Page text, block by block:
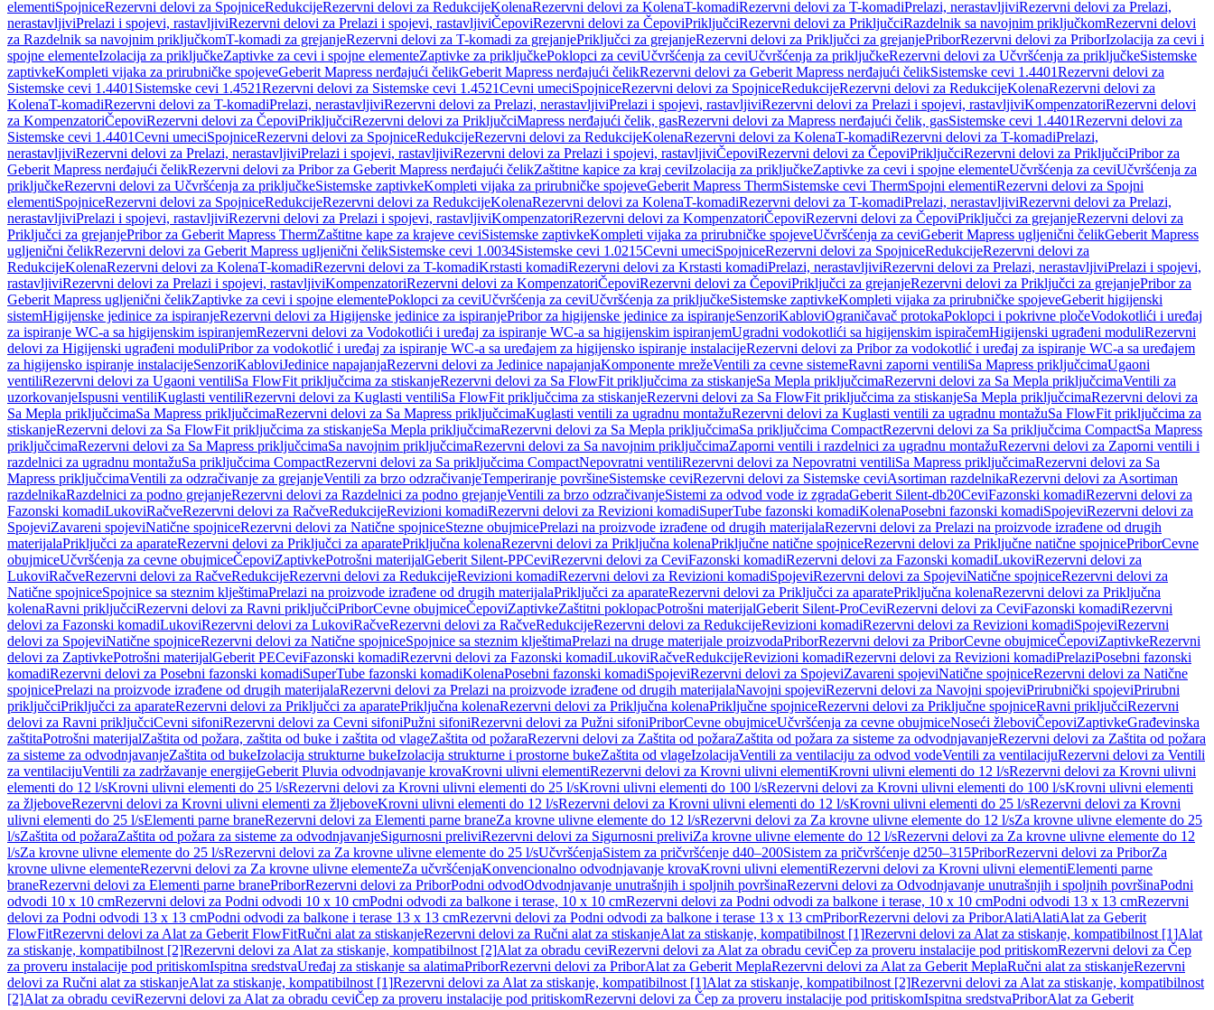
elementiSpojniceRezervni delovi za SpojniceRedukcijeRezervni delovi za RedukcijeKolenaRezervni delovi za KolenaT-komadiRezervni delovi za T-komadiPrelazi, nerastavljiviRezervni delovi za Prelazi,
nerastavljiviPrelazi i spojevi, rastavljiviRezervni delovi za Prelazi i spojevi, rastavljiviČepoviRezervni delovi za ČepoviPriključciRezervni delovi za PriključciRazdelnik sa navojnim priključkomRezervni delovi
za Razdelnik sa navojnim priključkomT-komadi za grejanjeRezervni delovi za T-komadi za grejanjePriključci za grejanjeRezervni delovi za Priključci za grejanjePriborRezervni delovi za PriborIzolacija za cevi i
spojne elementeIzolacija za priključkeZaptivke za cevi i spojne elementeZaptivke za priključkePoklopci za ceviUčvršćenja za ceviUčvršćenja za priključkeRezervni delovi za Učvršćenja za priključkeSistemske
zaptivkeKompleti vijaka za prirubničke spojeveGeberit Mapress nerđajući čelikGeberit Mapress nerđajući čelikRezervni delovi za Geberit Mapress nerđajući čelikSistemske cevi 1.4401Rezervni delovi za
Sistemske cevi 1.4401 Sistemske cevi 1.4521Rezervni delovi za Sistemske cevi 1.4521Cevni umeciSpojniceRezervni delovi za SpojniceRedukcijeRezervni delovi za RedukcijeKolenaRezervni delovi za
KolenaT-komadiRezervni delovi za T-komadiPrelazi, nerastavljiviRezervni delovi za Prelazi, nerastavljiviPrelazi i spojevi, rastavljiviRezervni delovi za Prelazi i spojevi, rastavljiviKompenzatoriRezervni delovi
za KompenzatoriČepoviRezervni delovi za ČepoviPriključciRezervni delovi za PriključciMapress nerđajući čelik, gasRezervni delovi za Mapress nerđajući čelik, gasSistemske cevi 1.4401Rezervni delovi za
Sistemske cevi 1.4401Cevni umeciSpojniceRezervni delovi za SpojniceRedukcijeRezervni delovi za RedukcijeKolenaRezervni delovi za KolenaT-komadiRezervni delovi za T-komadiPrelazi,
nerastavljiviRezervni delovi za Prelazi, nerastavljiviPrelazi i spojevi, rastavljiviRezervni delovi za Prelazi i spojevi, rastavljiviČepoviRezervni delovi za ČepoviPriključciRezervni delovi za PriključciPribor za
Geberit Mapress nerđajući čelikRezervni delovi za Pribor za Geberit Mapress nerđajući čelikZaštitne kapice za kraj ceviIzolacija za priključkeZaptivke za cevi i spojne elementeUčvršćenja za ceviUčvršćenja za
priključkeRezervni delovi za Učvršćenja za priključkeSistemske zaptivkeKompleti vijaka za prirubničke spojeveGeberit Mapress ThermSistemske cevi ThermSpojni elementiRezervni delovi za Spojni
elementiSpojniceRezervni delovi za SpojniceRedukcijeRezervni delovi za RedukcijeKolenaRezervni delovi za KolenaT-komadiRezervni delovi za T-komadiPrelazi, nerastavljiviRezervni delovi za Prelazi,
nerastavljiviPrelazi i spojevi, rastavljiviRezervni delovi za Prelazi i spojevi, rastavljiviKompenzatoriRezervni delovi za KompenzatoriČepoviRezervni delovi za ČepoviPriključci za grejanjeRezervni delovi za
Priključci za grejanjePribor za Geberit Mapress ThermZaštitne kape za krajeve ceviSistemske zaptivkeKompleti vijaka za prirubničke spojeveUčvršćenja za ceviGeberit Mapress ugljenični čelikGeberit Mapress
ugljenični čelikRezervni delovi za Geberit Mapress ugljenični čelikSistemske cevi 1.0034Sistemske cevi 1.0215Cevni umeciSpojniceRezervni delovi za SpojniceRedukcijeRezervni delovi za
RedukcijeKolenaRezervni delovi za KolenaT-komadiRezervni delovi za T-komadiKrstasti komadiRezervni delovi za Krstasti komadiPrelazi, nerastavljiviRezervni delovi za Prelazi, nerastavljiviPrelazi i spojevi,
rastavljiviRezervni delovi za Prelazi i spojevi, rastavljiviKompenzatoriRezervni delovi za KompenzatoriČepoviRezervni delovi za ČepoviPriključci za grejanjeRezervni delovi za Priključci za grejanjePribor za
Geberit Mapress ugljenični čelikZaptivke za cevi i spojne elementePoklopci za ceviUčvršćenja za ceviUčvršćenja za priključkeSistemske zaptivkeKompleti vijaka za prirubničke spojeveGeberit higijenski
sistemHigijenske jedinice za ispiranjeRezervni delovi za Higijenske jedinice za ispiranjePribor za higijenske jedinice za ispiranjeSenzoriKabloviOgraničavač protokaPoklopci i pokrivne pločeVodokotlići i uređaj
za ispiranje WC-a sa higijenskim ispiranjemRezervni delovi za Vodokotlići i uređaj za ispiranje WC-a sa higijenskim ispiranjemUgradni vodokotlići sa higijenskim ispiračemHigijenski ugrađeni moduliRezervni
delovi za Higijenski ugrađeni moduliPribor za vodokotlić i uređaj za ispiranje WC-a sa uređajem za higijensko ispiranje instalacijeRezervni delovi za Pribor za vodokotlić i uređaj za ispiranje WC-a sa uređajem
za higijensko ispiranje instalacijeSenzoriKabloviJedinice napajanjaRezervni delovi za Jedinice napajanjaKomponente mrežeVentili za cevne sistemeRavni zaporni ventiliSa Mapress priključcimaUgaoni
ventiliRezervni delovi za Ugaoni ventiliSa FlowFit priključcima za stiskanjeRezervni delovi za Sa FlowFit priključcima za stiskanjeSa Mepla priključcimaRezervni delovi za Sa Mepla priključcimaVentili za
uzorkovanjeIspusni ventiliKuglasti ventiliRezervni delovi za Kuglasti ventiliSa FlowFit priključcima za stiskanjeRezervni delovi za Sa FlowFit priključcima za stiskanjeSa Mepla priključcimaRezervni delovi za
Sa Mepla priključcimaSa Mapress priključcimaRezervni delovi za Sa Mapress priključcimaKuglasti ventili za ugradnu montažuRezervni delovi za Kuglasti ventili za ugradnu montažuSa FlowFit priključcima za
stiskanjeRezervni delovi za Sa FlowFit priključcima za stiskanjeSa Mepla priključcimaRezervni delovi za Sa Mepla priključcimaSa priključcima CompactRezervni delovi za Sa priključcima CompactSa Mapress
priključcimaRezervni delovi za Sa Mapress priključcimaSa navojnim priključcimaRezervni delovi za Sa navojnim priključcimaZaporni ventili i razdelnici za ugradnu montažuRezervni delovi za Zaporni ventili i
razdelnici za ugradnu montažuSa priključcima CompactRezervni delovi za Sa priključcima CompactNepovratni ventiliRezervni delovi za Nepovratni ventiliSa Mapress priključcimaRezervni delovi za Sa
Mapress priključcimaVentili za odzračivanje za grejanjeVentili za brzo odzračivanjeTemperiranje površineSistemske ceviRezervni delovi za Sistemske ceviAsortiman razdelnikaRezervni delovi za Asortiman
razdelnikaRazdelnici za podno grejanjeRezervni delovi za Razdelnici za podno grejanjeVentili za brzo odzračivanjeSistemi za odvod vode iz zgradaGeberit Silent-db20CeviFazonski komadiRezervni delovi za
Fazonski komadiLukoviRačveRezervni delovi za RačveRedukcijeRevizioni komadiRezervni delovi za Revizioni komadiSuperTube fazonski komadiKolenaPosebni fazonski komadiSpojeviRezervni delovi za
SpojeviZavareni spojeviNatične spojniceRezervni delovi za Natične spojniceStezne obujmicePrelazi na proizvode izrađene od drugih materijalaRezervni delovi za Prelazi na proizvode izrađene od drugih
materijalaPriključci za aparateRezervni delovi za Priključci za aparatePriključna kolenaRezervni delovi za Priključna kolenaPriključne natične spojniceRezervni delovi za Priključne natične spojnicePriborCevne
obujmiceUčvršćenja za cevne obujmiceČepoviZaptivkePotrošni materijalGeberit Silent-PPCeviRezervni delovi za CeviFazonski komadiRezervni delovi za Fazonski komadiLukoviRezervni delovi za
LukoviRačveRezervni delovi za RačveRedukcijeRezervni delovi za RedukcijeRevizioni komadiRezervni delovi za Revizioni komadiSpojeviRezervni delovi za SpojeviNatične spojniceRezervni delovi za
Natične spojniceSpojnice sa steznim klještimaPrelazi na proizvode izrađene od drugih materijalaPriključci za aparateRezervni delovi za Priključci za aparatePriključna kolenaRezervni delovi za Priključna
kolenaRavni priključciRezervni delovi za Ravni priključciPriborCevne obujmiceČepoviZaptivkeZaštitni poklopacPotrošni materijalGeberit Silent-ProCeviRezervni delovi za CeviFazonski komadiRezervni
delovi za Fazonski komadiLukoviRezervni delovi za LukoviRačveRezervni delovi za RačveRedukcijeRezervni delovi za RedukcijeRevizioni komadiRezervni delovi za Revizioni komadiSpojeviRezervni
delovi za SpojeviNatične spojniceRezervni delovi za Natične spojniceSpojnice sa steznim klještimaPrelazi na druge materijale proizvodaPriborRezervni delovi za PriborCevne obujmiceČepoviZaptivkeRezervni
delovi za ZaptivkePotrošni materijalGeberit PECeviFazonski komadiRezervni delovi za Fazonski komadiLukoviRačveRedukcijeRevizioni komadiRezervni delovi za Revizioni komadiPrelaziPosebni fazonski
komadiRezervni delovi za Posebni fazonski komadiSuperTube fazonski komadiKolenaPosebni fazonski komadiSpojeviRezervni delovi za SpojeviZavareni spojeviNatične spojniceRezervni delovi za Natične
spojnicePrelazi na proizvode izrađene od drugih materijalaRezervni delovi za Prelazi na proizvode izrađene od drugih materijalaNavojni spojeviRezervni delovi za Navojni spojeviPrirubnički spojeviPrirubni
priključciPriključci za aparateRezervni delovi za Priključci za aparatePriključna kolenaRezervni delovi za Priključna kolenaPriključne spojniceRezervni delovi za Priključne spojniceRavni priključciRezervni
delovi za Ravni priključciCevni sifoniRezervni delovi za Cevni sifoniPužni sifoniRezervni delovi za Pužni sifoniPriborCevne obujmiceUčvršćenja za cevne obujmiceNoseći žleboviČepoviZaptivkeGrađevinska
zaštitaPotrošni materijalZaštita od požara, zaštita od buke i zaštita od vlageZaštita od požaraRezervni delovi za Zaštita od požaraZaštita od požara za sisteme za odvodnjavanjeRezervni delovi za Zaštita od požara
za sisteme za odvodnjavanjeZaštita od bukeIzolacija strukturne bukeIzolacija strukturne i prostorne bukeZaštita od vlageIzolacijaVentili za ventilaciju za odvod vodeVentili za ventilacijuRezervni delovi za Ventili
za ventilacijuVentili za zadržavanje energijeGeberit Pluvia odvodnjavanje krovaKrovni ulivni elementiRezervni delovi za Krovni ulivni elementiKrovni ulivni elementi do 12 l/sRezervni delovi za Krovni ulivni
elementi do 12 l/sKrovni ulivni elementi do 25 l/sRezervni delovi za Krovni ulivni elementi do 25 l/sKrovni ulivni elementi do 100 l/sRezervni delovi za Krovni ulivni elementi do 100 l/sKrovni ulivni elementi
za žljeboveRezervni delovi za Krovni ulivni elementi za žljeboveKrovni ulivni elementi do 12 l/sRezervni delovi za Krovni ulivni elementi do 12 l/sKrovni ulivni elementi do 25 l/sRezervni delovi za Krovni
ulivni elementi do 25 l/sElementi parne braneRezervni delovi za Elementi parne braneZa krovne ulivne elemente do 12 l/sRezervni delovi za Za krovne ulivne elemente do 12 l/sZa krovne ulivne elemente do 25
l/sZaštita od požaraZaštita od požara za sisteme za odvodnjavanjeSigurnosni preliviRezervni delovi za Sigurnosni preliviZa krovne ulivne elemente do 12 l/sRezervni delovi za Za krovne ulivne elemente do 12
l/sZa krovne ulivne elemente do 25 l/sRezervni delovi za Za krovne ulivne elemente do 25 l/sUčvršćenjaSistem za pričvršćenje d40–200Sistem za pričvršćenje d250–315PriborRezervni delovi za PriborZa
krovne ulivne elementeRezervni delovi za Za krovne ulivne elementeZa učvršćenjaKonvencionalno odvodnjavanje krovaKrovni ulivni elementiRezervni delovi za Krovni ulivni elementiElementi parne
braneRezervni delovi za Elementi parne branePriborRezervni delovi za PriborPodni odvodOdvodnjavanje unutrašnjih i spoljnih površinaRezervni delovi za Odvodnjavanje unutrašnjih i spoljnih površinaPodni
odvodi 10 x 10 cmRezervni delovi za Podni odvodi 10 x 10 cmPodni odvodi za balkone i terase, 10 x 10 cmRezervni delovi za Podni odvodi za balkone i terase, 10 x 10 cmPodni odvodi 13 x 13 cmRezervni
delovi za Podni odvodi 13 x 13 cmPodni odvodi za balkone i terase 13 x 13 cmRezervni delovi za Podni odvodi za balkone i terase 13 x 13 cmPriborRezervni delovi za PriborAlatiAlatiAlat za Geberit
FlowFitRezervni delovi za Alat za Geberit FlowFitRučni alat za stiskanjeRezervni delovi za Ručni alat za stiskanjeAlat za stiskanje, kompatibilnost [1]Rezervni delovi za Alat za stiskanje, kompatibilnost [1]Alat
za stiskanje, kompatibilnost [2]Rezervni delovi za Alat za stiskanje, kompatibilnost [2]Alat za obradu ceviRezervni delovi za Alat za obradu ceviČep za proveru instalacije pod pritiskomRezervni delovi za Čep
za proveru instalacije pod pritiskomIspitna sredstvaUređaj za stiskanje sa alatimaPriborRezervni delovi za PriborAlat za Geberit MeplaRezervni delovi za Alat za Geberit MeplaRučni alat za stiskanjeRezervni
delovi za Ručni alat za stiskanjeAlat za stiskanje, kompatibilnost [1]Rezervni delovi za Alat za stiskanje, kompatibilnost [1]Alat za stiskanje, kompatibilnost [2]Rezervni delovi za Alat za stiskanje, kompatibilnost
[2]Alat za obradu ceviRezervni delovi za Alat za obradu ceviČep za proveru instalacije pod pritiskomRezervni delovi za Čep za proveru instalacije pod pritiskomIspitna sredstvaPriborAlat za Geberit